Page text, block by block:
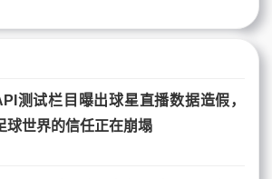
测试栏目曝出球星直播数据造假，
球世界的信任正在崩塌